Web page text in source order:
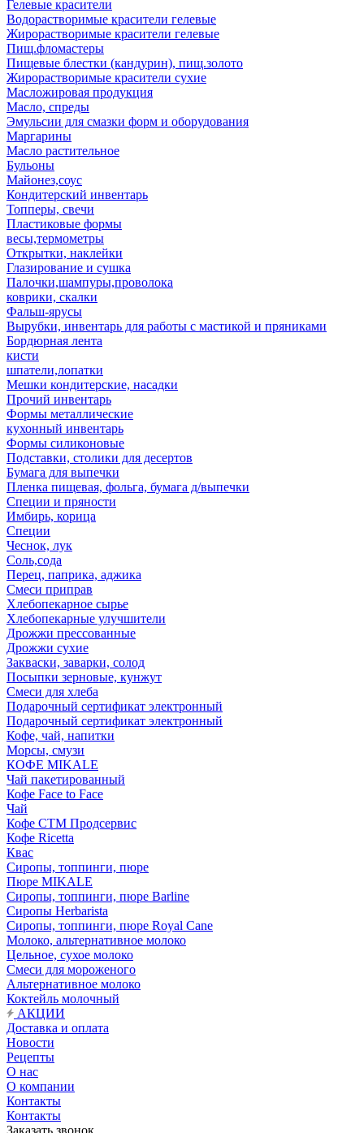
Гелевые красители
Водорастворимые красители гелевые
Жирорастворимые красители гелевые
Пищ.фломастеры
Пищевые блестки (кандурин), пищ.золото
Жирорастворимые красители сухие
Масложировая продукция
Масло, спреды
Эмульсии для смазки форм и оборудования
Маргарины
Масло растительное
Бульоны
Майонез,соус
Кондитерский инвентарь
Топперы, свечи
Пластиковые формы
весы,термометры
Открытки, наклейки
Глазирование и сушка
Палочки,шампуры,проволока
коврики, скалки
Фальш-ярусы
Вырубки, инвентарь для работы с мастикой и пряниками
Бордюрная лента
кисти
шпатели,лопатки
Мешки кондитерские, насадки
Прочий инвентарь
Формы металлические
кухонный инвентарь
Формы силиконовые
Подставки, столики для десертов
Бумага для выпечки
Пленка пищевая, фольга, бумага д/выпечки
Специи и пряности
Имбирь, корица
Специи
Чеснок, лук
Соль,сода
Перец, паприка, аджика
Смеси приправ
Хлебопекарное сырье
Хлебопекарные улучшители
Дрожжи прессованные
Дрожжи сухие
Закваски, заварки, солод
Посыпки зерновые, кунжут
Смеси для хлеба
Подарочный сертификат электронный
Подарочный сертификат электронный
Кофе, чай, напитки
Морсы, смузи
КОФЕ MIKALE
Чай пакетированный
Кофе Face to Face
Чай
Кофе СТМ Продсервис
Кофе Ricetta
Квас
Сиропы, топпинги, пюре
Пюре MIKALE
Сиропы, топпинги, пюре Barline
Сиропы Herbarista
Сиропы, топпинги, пюре Royal Cane
Молоко, альтернативное молоко
Цельное, сухое молоко
Смеси для мороженого
Альтернативное молоко
Коктейль молочный
АКЦИИ
Доставка и оплата
Новости
Рецепты
О нас
О компании
Контакты
Контакты
Заказать звонок